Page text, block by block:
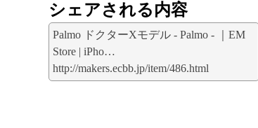
シェアされる内容
Palmo ドクターXモデル - Palmo - ｜EM
Store | iPho…
http://makers.ecbb.jp/item/486.html